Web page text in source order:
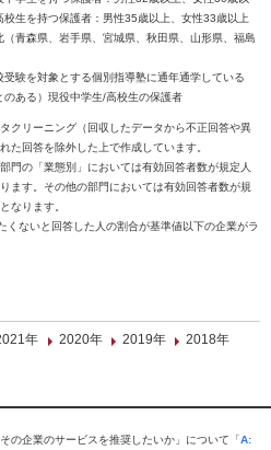
校生を持つ保護者：男性35歳以上、女性33歳以上
（青森県、岩手県、宮城県、秋田県、山形県、福島
受験を対象とする個別指導塾に通年通学している
のある）現役中学生/高校生の保護者
クリーニング（回収したデータから不正回答や異
た回答を除外した上で作成しています。
門の「業態別」においては有効回答者数が規定人
ます。その他の部門においては有効回答者数が規
なります。
ないと回答した人の割合が基準値以下の企業がラ
年 2020年 2019年 2018年
の企業のサービスを推奨したいか」について「A: